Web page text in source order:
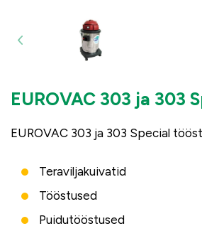
EUROVAC 303 ja 303
EUROVAC 303 ja 303 Special
Teraviljakuivatid
Tööstused
Puidutööstused